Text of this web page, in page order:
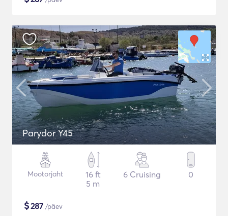
Parydor Y45
Mootorjaht
16 ft
5 m
6 Cruising 0
$287 /päev